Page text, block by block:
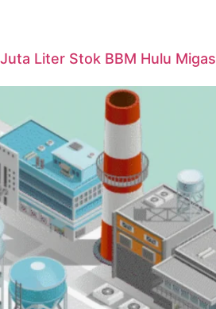
Liter Stok BBM Hulu Migas